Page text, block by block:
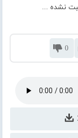
نشده ...
0